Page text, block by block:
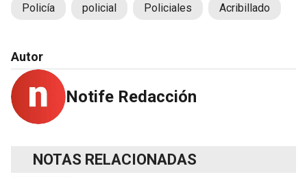
Policía policial Policiales Acribillado
Autor
Notife Redacción
NOTAS RELACIONADAS